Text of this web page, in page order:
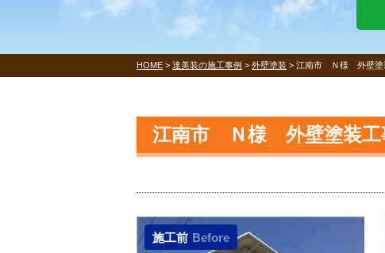
HOME > 達美装の施工事例 > 外壁塗装 > 江南市 Ｎ様 外壁塗
江南市 Ｎ様 外壁塗装工
施工前 Before